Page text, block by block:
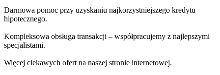
Darmowa pomoc przy uzyskaniu najkorzystniejszego kredytu
hipotecznego.
Kompleksowa obsługa transakcji – współpracujemy z najlepszymi
specjalistami.
Więcej ciekawych ofert na naszej stronie internetowej.